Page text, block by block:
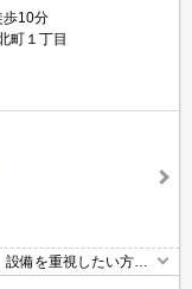
歩10分
町１丁目
設備を重視したい方
手数料家賃の0.55ヵ月